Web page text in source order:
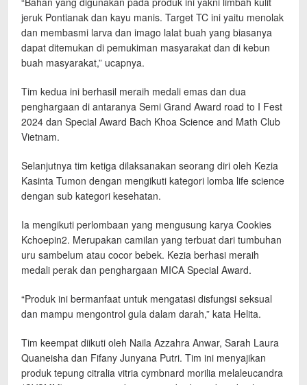
jeruk Pontianak dan kayu manis. Target TC ini yaitu menolak
dan membasmi larva dan imago lalat buah yang biasanya
dapat ditemukan di pemukiman masyarakat dan di kebun
buah masyarakat,” ucapnya.
Tim kedua ini berhasil meraih medali emas dan dua
penghargaan di antaranya Semi Grand Award road to I Fest
2024 dan Special Award Bach Khoa Science and Math Club
Vietnam.
Selanjutnya tim ketiga dilaksanakan seorang diri oleh Kezia
Kasinta Tumon dengan mengikuti kategori lomba life science
dengan sub kategori kesehatan.
Ia mengikuti perlombaan yang mengusung karya Cookies
Kchoepin2. Merupakan camilan yang terbuat dari tumbuhan
uru sambelum atau cocor bebek. Kezia berhasi meraih
medali perak dan penghargaan MICA Special Award.
“Produk ini bermanfaat untuk mengatasi disfungsi seksual
dan mampu mengontrol gula dalam darah,” kata Helita.
Tim keempat diikuti oleh Naila Azzahra Anwar, Sarah Laura
Quaneisha dan Fifany Junyana Putri. Tim ini menyajikan
produk tepung citralia vitria cymbnard morilia melaleucandra